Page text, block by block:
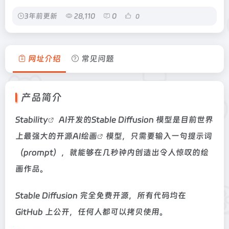
3年前更新 28,110 0 0
网址介绍 常见问题
产品简介
Stability
AI开发的Stable Diffusion 模型是目前世界
上最强大的开源AI绘画
模型，只需要输入一句提示词
（prompt），就能够在几秒钟内创造出令人惊叹的绘
画作品。
Stable Diffusion 完全免费开源，所有代码均在
GitHub 上公开，任何人都可以拷贝使用。